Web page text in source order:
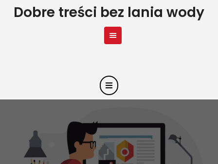
SkipDobre treści bez lania wody